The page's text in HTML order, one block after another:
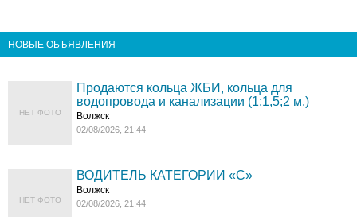
НОВЫЕ ОБЪЯВЛЕНИЯ
НЕТ ФОТО
Продаются кольца ЖБИ, кольца для
водопровода и канализации (1;1,5;2 м.)
Волжск
02/08/2026, 21:44
НЕТ ФОТО
ВОДИТЕЛЬ КАТЕГОРИИ «C»
Волжск
02/08/2026, 21:44